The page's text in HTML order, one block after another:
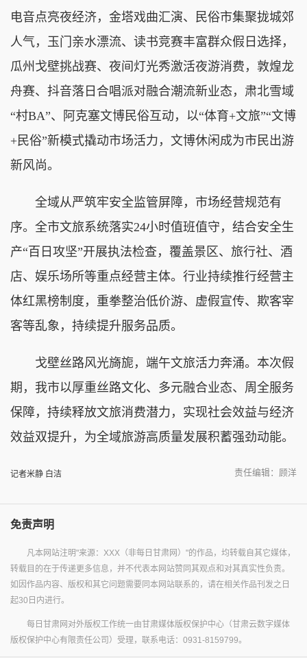
电音点亮夜经济，金塔戏曲汇演、民俗市集聚拢城郊
人气，玉门亲水漂流、读书竞赛丰富群众假日选择，
瓜州戈壁挑战赛、夜间灯光秀激活夜游消费，敦煌龙
舟赛、抖音落日合唱派对融合潮流新业态，肃北雪域
“村BA”、阿克塞文博民俗互动，以“体育+文旅”“文博
+民俗”新模式撬动市场活力，文博休闲成为市民出游
新风尚。
全域从严筑牢安全监管屏障，市场经营规范有
序。全市文旅系统落实24小时值班值守，结合安全生
产“百日攻坚”开展执法检查，覆盖景区、旅行社、酒
店、娱乐场所等重点经营主体。行业持续推行经营主
体红黑榜制度，重拳整治低价游、虚假宣传、欺客宰
客等乱象，持续提升服务品质。
戈壁丝路风光旖旎，端午文旅活力奔涌。本次假
期，我市以厚重丝路文化、多元融合业态、周全服务
保障，持续释放文旅消费潜力，实现社会效益与经济
效益双提升，为全域旅游高质量发展积蓄强劲动能。
记者米静 白洁 责任编辑：顾洋
免责声明
凡本网站注明"来源：XXX（非每日甘肃网）"的作品，均转载自其它媒体，
转载目的在于传递更多信息，并不代表本网站赞同其观点和对其真实性负责。
如因作品内容、版权和其它问题需要同本网站联系的，请在相关作品刊发之日
起30日内进行。
每日甘肃网对外版权工作统一由甘肃媒体版权保护中心（甘肃云数字媒体
版权保护中心有限责任公司）受理，联系电话：0931-8159799。